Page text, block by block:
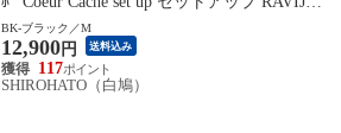
UR ルームウェア パジャマ ナイトウェア
BK-ブラック／M
12,900円 送料込み
117
SHIROHATO（白鳩）